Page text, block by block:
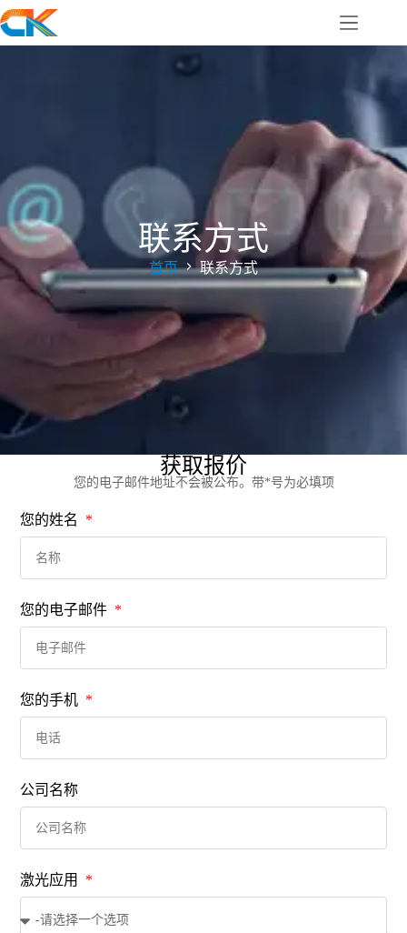
联系方式
首页 联系方式
获取报价
您的电子邮件地址不会被公布。带*号为必填项
您的姓名
您的电子邮件
您的手机
公司名称
激光应用